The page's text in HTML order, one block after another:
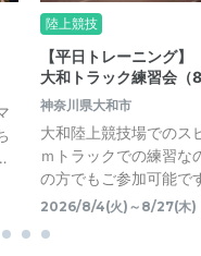
陸上競技
【平日トレーニング
大和トラック練習会（
神奈川県大和市
大和陸上競技場でのス
ｍトラックでの練習な
の方でもご参加可能で
2026/8/4(火)～8/27(木)